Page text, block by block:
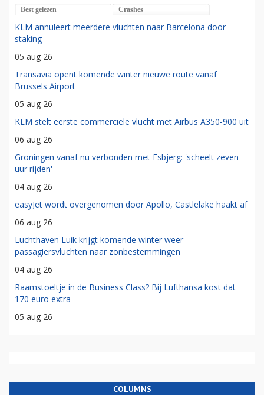
Best gelezen Crashes
KLM annuleert meerdere vluchten naar Barcelona door
staking
05 aug 26
Transavia opent komende winter nieuwe route vanaf
Brussels Airport
05 aug 26
KLM stelt eerste commerciële vlucht met Airbus A350-900 uit
06 aug 26
Groningen vanaf nu verbonden met Esbjerg: 'scheelt zeven
uur rijden'
04 aug 26
easyJet wordt overgenomen door Apollo, Castlelake haakt af
06 aug 26
Luchthaven Luik krijgt komende winter weer
passagiersvluchten naar zonbestemmingen
04 aug 26
Raamstoeltje in de Business Class? Bij Lufthansa kost dat
170 euro extra
05 aug 26
COLUMNS